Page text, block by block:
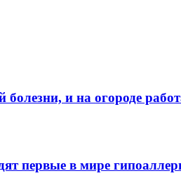
и на огороде
первые в мире